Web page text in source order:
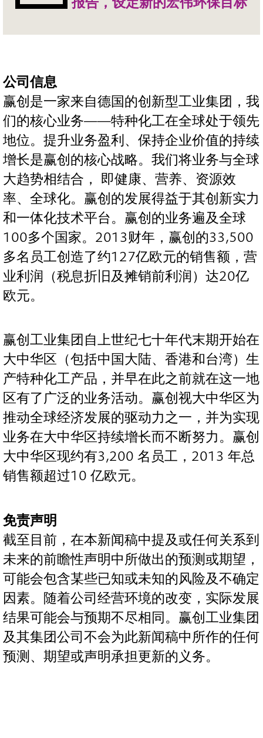
公司信息
赢创是一家来自德国的创新型工业集团，我
们的核心业务——特种化工在全球处于领先
地位。提升业务盈利、保持企业价值的持续
增长是赢创的核心战略。我们将业务与全球
大趋势相结合， 即健康、营养、资源效
率、全球化。赢创的发展得益于其创新实力
和一体化技术平台。赢创的业务遍及全球
100多个国家。2013财年，赢创的33,500
多名员工创造了约127亿欧元的销售额，营
业利润（税息折旧及摊销前利润）达20亿
欧元。
赢创工业集团自上世纪七十年代末期开始在
大中华区（包括中国大陆、香港和台湾）生
产特种化工产品，并早在此之前就在这一地
区有了广泛的业务活动。赢创视大中华区为
推动全球经济发展的驱动力之一，并为实现
业务在大中华区持续增长而不断努力。赢创
大中华区现约有3,200 名员工，2013 年总
销售额超过10 亿欧元。
免责声明
截至目前，在本新闻稿中提及或任何关系到
未来的前瞻性声明中所做出的预测或期望，
可能会包含某些已知或未知的风险及不确定
因素。随着公司经营环境的改变，实际发展
结果可能会与预期不尽相同。赢创工业集团
及其集团公司不会为此新闻稿中所作的任何
预测、期望或声明承担更新的义务。